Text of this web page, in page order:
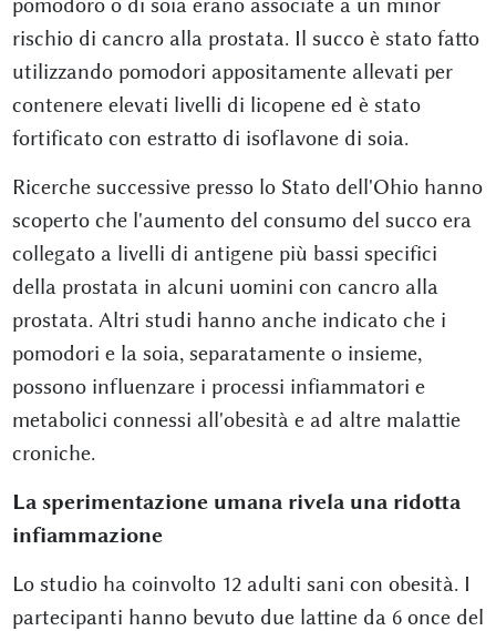
rischio di cancro alla prostata. Il succo è stato fatto
utilizzando pomodori appositamente allevati per
contenere elevati livelli di licopene ed è stato
fortificato con estratto di isoflavone di soia.
Ricerche successive presso lo Stato dell'Ohio hanno
scoperto che l'aumento del consumo del succo era
collegato a livelli di antigene più bassi specifici
della prostata in alcuni uomini con cancro alla
prostata. Altri studi hanno anche indicato che i
pomodori e la soia, separatamente o insieme,
possono influenzare i processi infiammatori e
metabolici connessi all'obesità e ad altre malattie
croniche.
La sperimentazione umana rivela una ridotta
infiammazione
Lo studio ha coinvolto 12 adulti sani con obesità. I
partecipanti hanno bevuto due lattine da 6 once del